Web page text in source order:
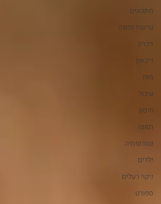
מתכונים
טרשת נפוצה
זיכרון
דיכאון
מוח
עיכול
חיסון
תזונה
נטורופתיה
ילדים
ניקוי רעלים
ספורט